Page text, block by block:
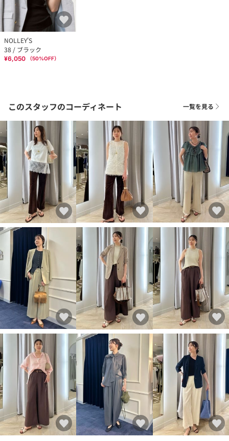
NOLLEY'S
38 / ブラック
¥6,050 （50%OFF）
このスタッフのコーディネート 一覧を見る